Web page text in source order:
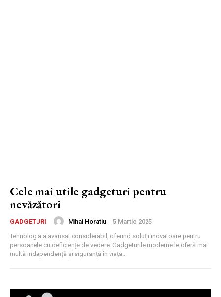
Cele mai utile gadgeturi pentru
nevăzători
GADGETURI Mihai Horatiu - 5 Martie 2025
Tehnologia a avansat considerabil, oferind soluții inovatoare pentru
persoanele cu deficiențe de vedere. Gadgeturile moderne le oferă mai
multă independență și siguranță în viața...